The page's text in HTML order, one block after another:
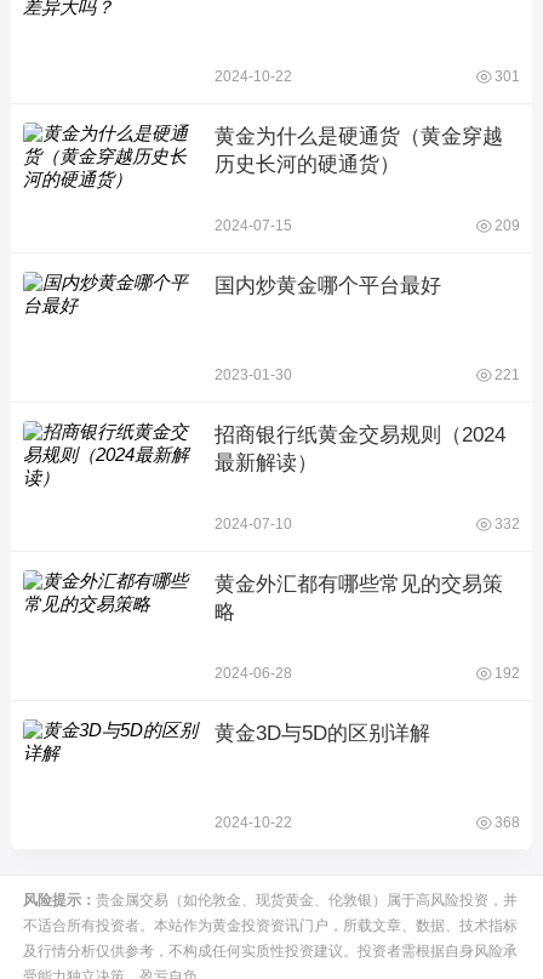
2024-10-22 301
黄金为什么是硬通货（黄金穿越
历史长河的硬通货）
2024-07-15 209
国内炒黄金哪个平台最好
2023-01-30 221
招商银行纸黄金交易规则（2024
最新解读）
2024-07-10 332
黄金外汇都有哪些常见的交易策
略
2024-06-28 192
黄金3D与5D的区别详解
2024-10-22 368
风险提示： 贵金属交易（如伦敦金、现货黄金、伦敦银）属于高风险投资，并
不适合所有投资者。本站作为黄金投资资讯门户，所载文章、数据、技术指标
及行情分析仅供参考，不构成任何实质性投资建议。投资者需根据自身风险承